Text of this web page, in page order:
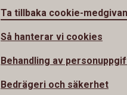
Ta tillbaka cookie-
Så hanterar vi cookies
Behandling av
Bedrägeri och säkerhet